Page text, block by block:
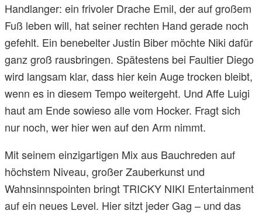
Handlanger: ein frivoler Drache Emil, der auf großem
Fuß leben will, hat seiner rechten Hand gerade noch
gefehlt. Ein benebelter Justin Biber möchte Niki dafür
ganz groß rausbringen. Spätestens bei Faultier Diego
wird langsam klar, dass hier kein Auge trocken bleibt,
wenn es in diesem Tempo weitergeht. Und Affe Luigi
haut am Ende sowieso alle vom Hocker. Fragt sich
nur noch, wer hier wen auf den Arm nimmt.
Mit seinem einzigartigen Mix aus Bauchreden auf
höchstem Niveau, großer Zauberkunst und
Wahnsinnspointen bringt TRICKY NIKI Entertainment
auf ein neues Level. Hier sitzt jeder Gag – und das